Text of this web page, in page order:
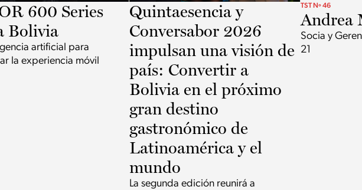
600 Series
Bolivia
artificial para
la experiencia móvil
Quintaesencia y
Conversabor 2026
impulsan una visión de
país: Convertir a
Bolivia en el próximo
gran destino
gastronómico de
Latinoamérica y el
mundo
La segunda edición reunirá a
TST Nº 46
Andrea
Socia y
21